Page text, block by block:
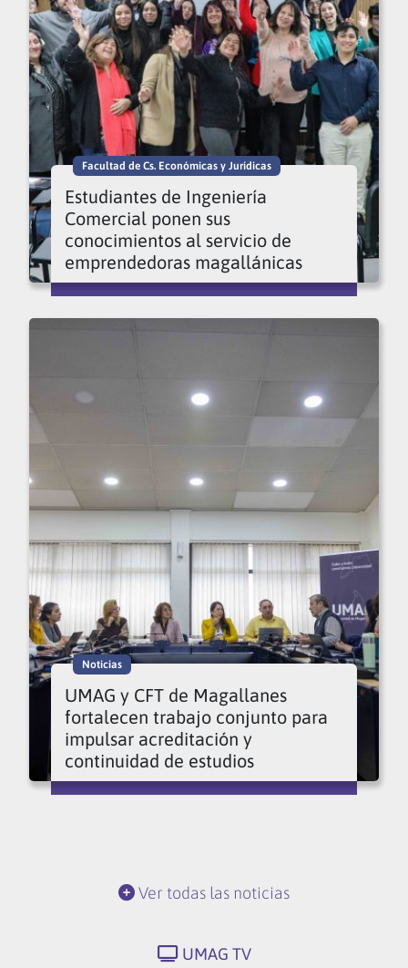
Facultad de Cs. Económicas y Jurídicas
Estudiantes de Ingeniería
Comercial ponen sus
conocimientos al servicio de
emprendedoras magallánicas
Noticias
UMAG y CFT de Magallanes
fortalecen trabajo conjunto para
impulsar acreditación y
continuidad de estudios
Ver todas las noticias
UMAG TV